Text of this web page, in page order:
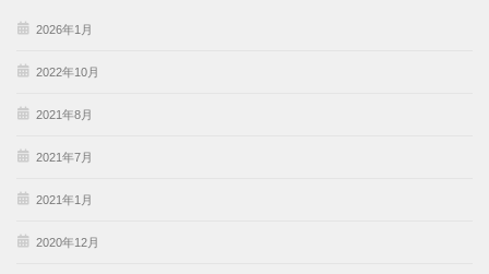
2026年1月
2022年10月
2021年8月
2021年7月
2021年1月
2020年12月